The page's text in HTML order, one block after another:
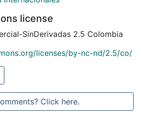
license
SinDerivadas 2.5 Colombia
licenses/by-nc-nd/2.5/co/
Click here.